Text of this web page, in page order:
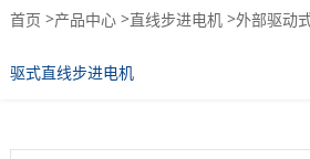
首页 >产品中心>直线步进电机>外部驱动
驱式直线步进电机